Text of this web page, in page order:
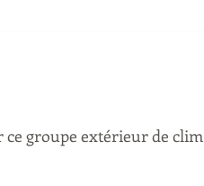
groupe extérieur de clim